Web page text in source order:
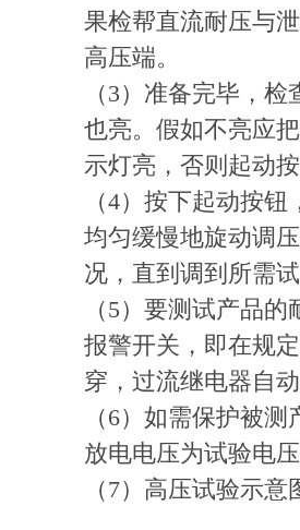
果检帮直流耐压与
高压端。
（3）准备完毕，
也亮。假如不亮应
示灯亮，否则起动
（4）按下起动按
均匀缓慢地旋动调
况，直到调到所需
（5）要测试产品
报警开关，即在规
穿，过流继电器自
（6）如需保护被
放电电压为试验电
（7）高压试验示意